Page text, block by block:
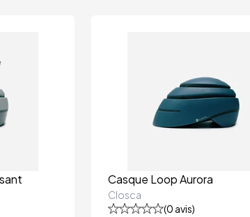
Casque Loop Aurora
Closca
(0 avis)